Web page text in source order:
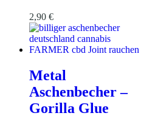
2,90 €
Metal
Aschenbecher –
Gorilla Glue